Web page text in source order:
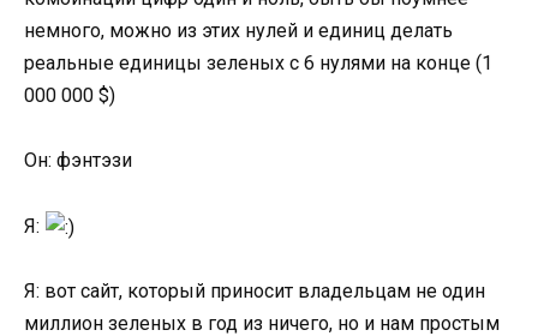
немного, можно из этих нулей и единиц делать
реальные единицы зеленых с 6 нулями на конце (1
000 000 $)
Он: фэнтэзи
Я:
Я: вот сайт, который приносит владельцам не один
миллион зеленых в год из ничего, но и нам простым